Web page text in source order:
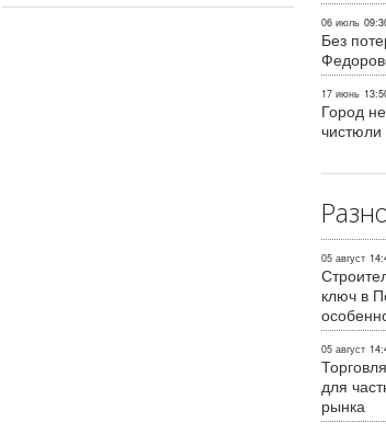
06 июль
Без
17 июнь
Город
05 август
ключ в
05 август
для
рынка